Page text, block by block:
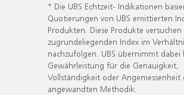
* Die UBS Echtzeit- Indikationen
Quotierungen von UBS emittierten
Produkten. Diese Produkte versuchen
zugrundeliegenden Index im
nachzufolgen. UBS übernimmt dabei
Gewährleistung für die Genauigkeit,
Vollständigkeit oder Angemessenheit
angewandten Methodik.